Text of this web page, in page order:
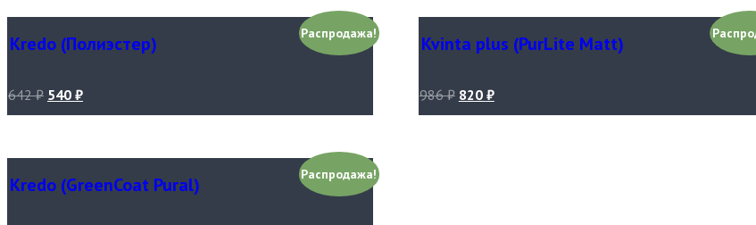
Распродажа!
Kredo (Полиэстер)
642₽ 540 ₽
Kvinta plus (PurLite Matt)
986₽ 820 ₽
Распродажа!
Kredo (GreenCoat Pural)